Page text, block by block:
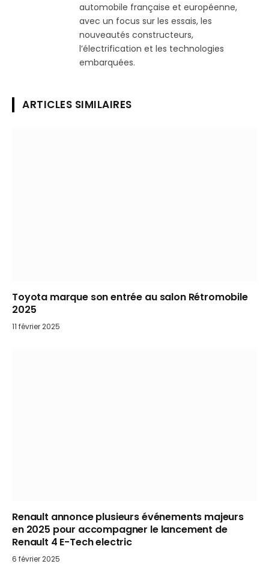
automobile française et européenne,
avec un focus sur les essais, les
nouveautés constructeurs,
l’électrification et les technologies
embarquées.
ARTICLES SIMILAIRES
Toyota marque son entrée au salon Rétromobile
2025
11 février 2025
Renault annonce plusieurs événements majeurs
en 2025 pour accompagner le lancement de
Renault 4 E-Tech electric
6 février 2025